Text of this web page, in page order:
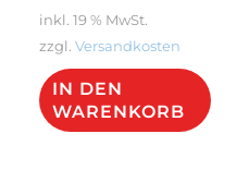
inkl. 19 % MwSt.
zzgl.Versandkosten
IN DEN
WARENKORB